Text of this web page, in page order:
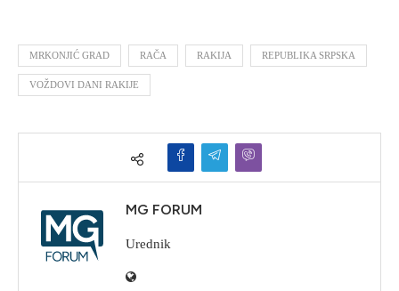
MRKONJIĆ GRAD RAČA RAKIJA REPUBLIKA SRPSKA
VOŽDOVI DANI RAKIJE
MG FORUM
Urednik